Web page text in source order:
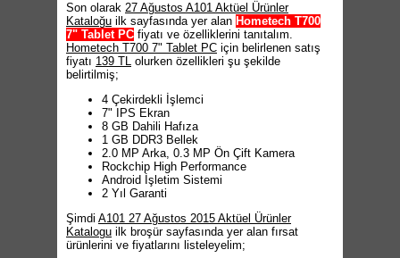
Son olarak 27 Ağustos A101 Aktüel Ürünler
Kataloğu ilk sayfasında yer alan Hometech T700
7" Tablet PC fiyatı ve özelliklerini tanıtalım.
Hometech T700 7" Tablet PC için belirlenen satış
fiyatı 139 TL olurken özellikleri şu şekilde
belirtilmiş;
4 Çekirdekli İşlemci
7" IPS Ekran
8 GB Dahili Hafıza
1 GB DDR3 Bellek
2.0 MP Arka, 0.3 MP Ön Çift Kamera
Rockchip High Performance
Android İşletim Sistemi
2 Yıl Garanti
Şimdi A101 27 Ağustos 2015 Aktüel Ürünler
Katalogu ilk broşür sayfasında yer alan fırsat
ürünlerini ve fiyatlarını listeleyelim;